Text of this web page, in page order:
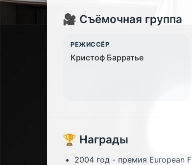
🎥 Съёмочная группа
РЕЖИССЁР
Кристоф Барратье
🏆 Награды
2004 год - премия European